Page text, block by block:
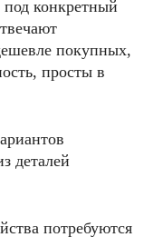
под конкретный
покупных,
просты в
деталей
потребуются